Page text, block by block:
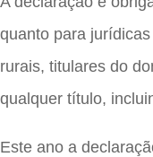
quanto para
rurais, titulares do
qualquer título,
Este ano a